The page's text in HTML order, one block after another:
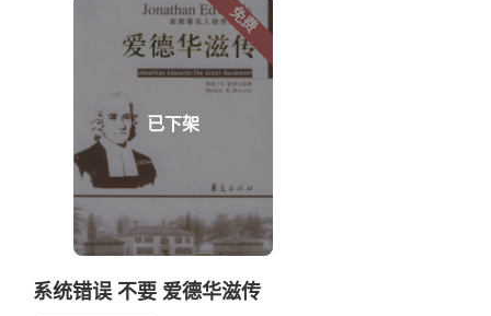
免费
已下架
系统错误 不要 爱德华滋传